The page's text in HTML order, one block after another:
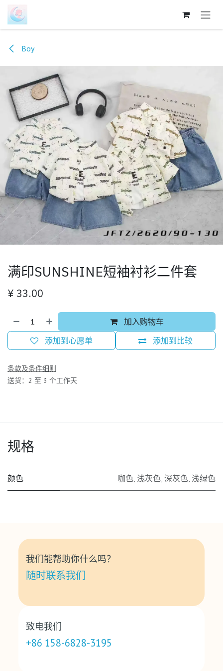
跳至内容
Boy
满印SUNSHINE短袖衬衫二件套
¥ 33.00
加入购物车
添加到比较
添加到心愿单
条款及条件细则
送货：2 至 3 个工作天
规格
颜色 咖色 浅灰色 深灰色 浅绿色
我们能帮助你什么吗？
随时联系我们
致电我们
+86 158-6828-3195